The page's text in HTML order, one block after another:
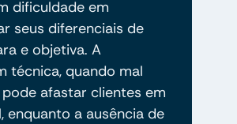
dificuldade em
seus diferenciais de
e objetiva. A
técnica, quando mal
pode afastar clientes em
enquanto a ausência de